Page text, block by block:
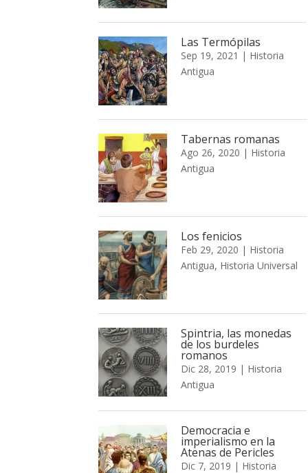
Las Termópilas
Sep 19, 2021 | Historia
Antigua
Tabernas romanas
Ago 26, 2020 | Historia
Antigua
Los fenicios
Feb 29, 2020 | Historia
Antigua, Historia Universal
Spintria, las monedas
de los burdeles
romanos
Dic 28, 2019 | Historia
Antigua
Democracia e
imperialismo en la
Atenas de Pericles
Dic 7, 2019 | Historia